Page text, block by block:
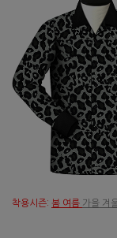
착용시즌: 봄 여름 가을 겨